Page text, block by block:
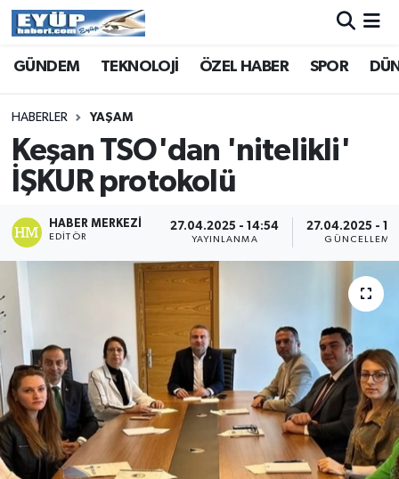
GÜNDEM TEKNOLOJİ ÖZEL HABER SPOR
HABERLER YAŞAM
Keşan TSO'dan 'nitelikli'
İŞKUR protokolü
HABER MERKEZI
EDITÖR
27.04.2025 - 14:54
YAYINLANMA
27.04.2025 -
GÜNCELLEME